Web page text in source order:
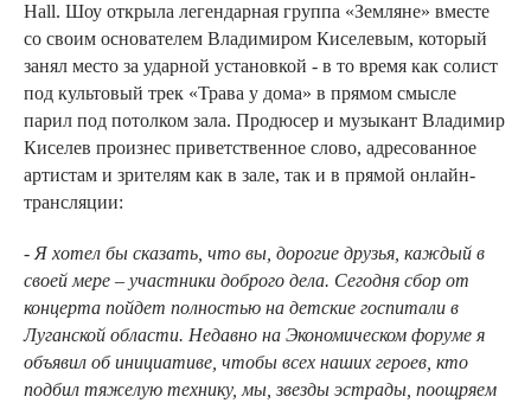
Hall. Шоу открыла легендарная группа «Земляне» вместе
со своим основателем Владимиром Киселевым, который
занял место за ударной установкой - в то время как солист
под культовый трек «Трава у дома» в прямом смысле
парил под потолком зала. Продюсер и музыкант Владимир
Киселев произнес приветственное слово, адресованное
артистам и зрителям как в зале, так и в прямой онлайн-
трансляции:
- Я хотел бы сказать, что вы, дорогие друзья, каждый в
своей мере – участники доброго дела. Сегодня сбор от
концерта пойдет полностью на детские госпитали в
Луганской области. Недавно на Экономическом форуме я
объявил об инициативе, чтобы всех наших героев, кто
подбил тяжелую технику, мы, звезды эстрады, поощряем